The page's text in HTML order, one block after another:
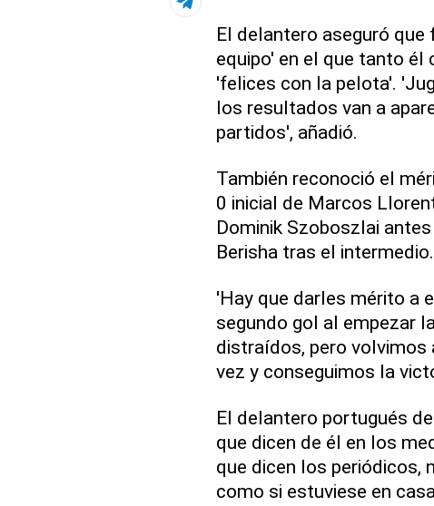
El delantero aseguró
equipo' en el que tanto
'felices con la pelota'.
los resultados van a
partidos', añadió.
También reconoció el
0 inicial de Marcos
Dominik Szoboszlai
Berisha tras el intermedio.
'Hay que darles mérito a
segundo gol al empezar
distraídos, pero
vez y conseguimos la
El delantero portugués
que dicen de él en los
que dicen los periódicos,
como si estuviese en